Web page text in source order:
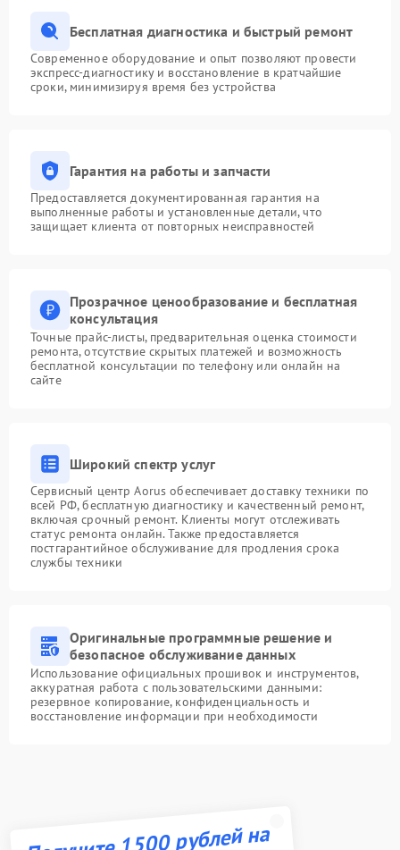
Бесплатная диагностика и быстрый ремонт
Современное оборудование и опыт позволяют провести
экспресс-диагностику и восстановление в кратчайшие
сроки, минимизируя время без устройства
Гарантия на работы и запчасти
Предоставляется документированная гарантия на
выполненные работы и установленные детали, что
защищает клиента от повторных неисправностей
Прозрачное ценообразование и бесплатная
консультация
Точные прайс-листы, предварительная оценка стоимости
ремонта, отсутствие скрытых платежей и возможность
бесплатной консультации по телефону или онлайн на
сайте
Широкий спектр услуг
Сервисный центр Aorus обеспечивает доставку техники по
всей РФ, бесплатную диагностику и качественный ремонт,
включая срочный ремонт. Клиенты могут отслеживать
статус ремонта онлайн. Также предоставляется
постгарантийное обслуживание для продления срока
службы техники
Оригинальные программные решение и
безопасное обслуживание данных
Использование официальных прошивок и инструментов,
аккуратная работа с пользовательскими данными:
резервное копирование, конфиденциальность и
восстановление информации при необходимости